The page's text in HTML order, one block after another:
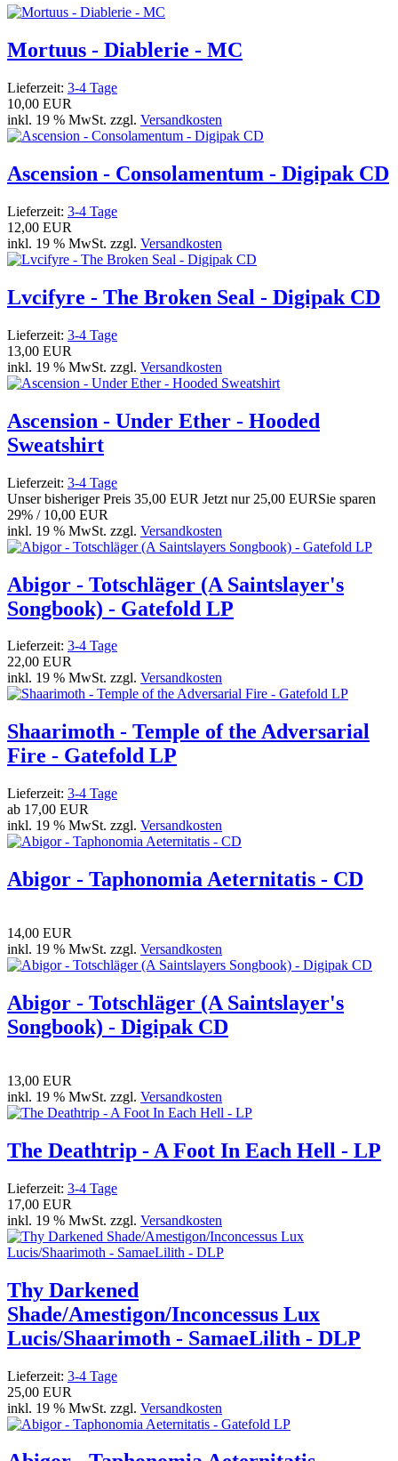
Mortuus - Diablerie - MC
Lieferzeit: 3-4 Tage
10,00 EUR
inkl. 19 % MwSt. zzgl. Versandkosten
Ascension - Consolamentum - Digipak CD
Lieferzeit: 3-4 Tage
12,00 EUR
inkl. 19 % MwSt. zzgl. Versandkosten
Lvcifyre - The Broken Seal - Digipak CD
Lieferzeit: 3-4 Tage
13,00 EUR
inkl. 19 % MwSt. zzgl. Versandkosten
Ascension - Under Ether - Hooded
Sweatshirt
Lieferzeit: 3-4 Tage
Unser bisheriger Preis 35,00 EUR Jetzt nur 25,00 EURSie sparen
29% / 10,00 EUR
inkl. 19 % MwSt. zzgl. Versandkosten
Abigor - Totschläger (A Saintslayer's
Songbook) - Gatefold LP
Lieferzeit: 3-4 Tage
22,00 EUR
inkl. 19 % MwSt. zzgl. Versandkosten
Shaarimoth - Temple of the Adversarial
Fire - Gatefold LP
Lieferzeit: 3-4 Tage
ab 17,00 EUR
inkl. 19 % MwSt. zzgl. Versandkosten
Abigor - Taphonomia Aeternitatis - CD
14,00 EUR
inkl. 19 % MwSt. zzgl. Versandkosten
Abigor - Totschläger (A Saintslayer's
Songbook) - Digipak CD
13,00 EUR
inkl. 19 % MwSt. zzgl. Versandkosten
The Deathtrip - A Foot In Each Hell - LP
Lieferzeit: 3-4 Tage
17,00 EUR
inkl. 19 % MwSt. zzgl. Versandkosten
Thy Darkened
Shade/Amestigon/Inconcessus Lux
Lucis/Shaarimoth - SamaeLilith - DLP
Lieferzeit: 3-4 Tage
25,00 EUR
inkl. 19 % MwSt. zzgl. Versandkosten